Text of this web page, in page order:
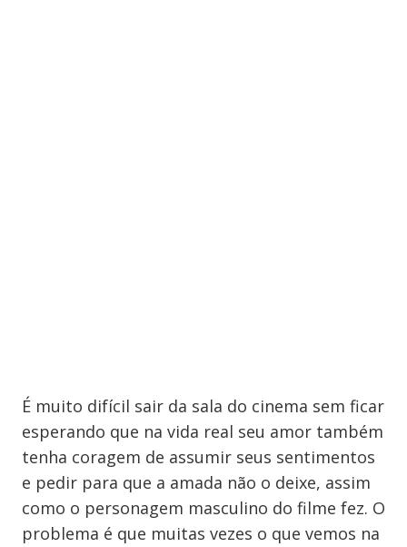
É muito difícil sair da sala do cinema sem ficar
esperando que na vida real seu amor também
tenha coragem de assumir seus sentimentos
e pedir para que a amada não o deixe, assim
como o personagem masculino do filme fez. O
problema é que muitas vezes o que vemos na